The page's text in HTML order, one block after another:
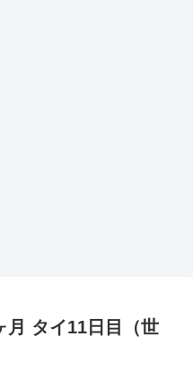
月 タイ11日目（世